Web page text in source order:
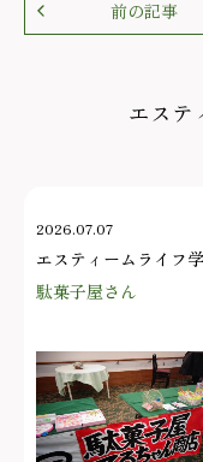
前の記事
エステ
2026.07.07
エスティームライフ
駄菓子屋さん